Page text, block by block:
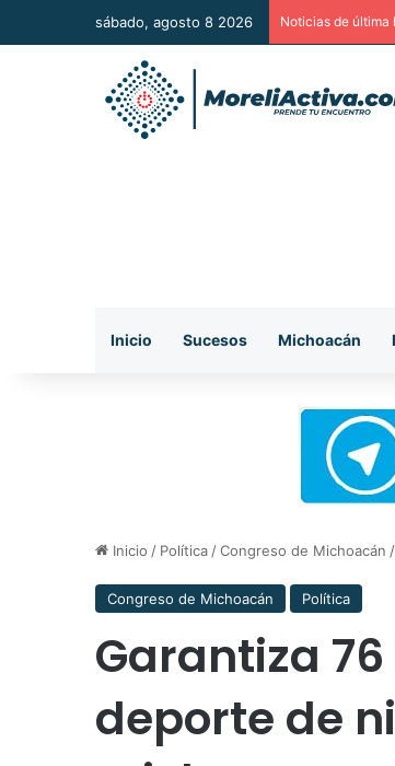
sábado, agosto 8 2026 Noticias de última
Inicio Sucesos Michoacán
Inicio / Política /Congreso de Michoacán /
Congreso de Michoacán Política
Garantiza
deporte de